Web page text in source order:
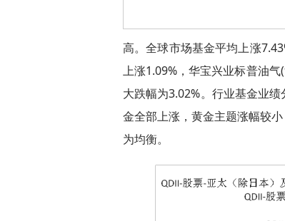
高。全球市场基金平均上涨
上涨1.09%，华宝兴业标普油
大跌幅为3.02%。行业基金业
金全部上涨，黄金主题涨幅较
为均衡。